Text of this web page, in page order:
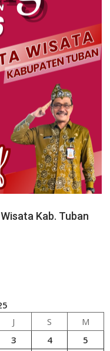
Kab. Tuban
J S
M
3 4
5